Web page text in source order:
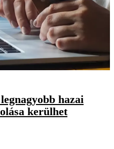
hazai
kerülhet